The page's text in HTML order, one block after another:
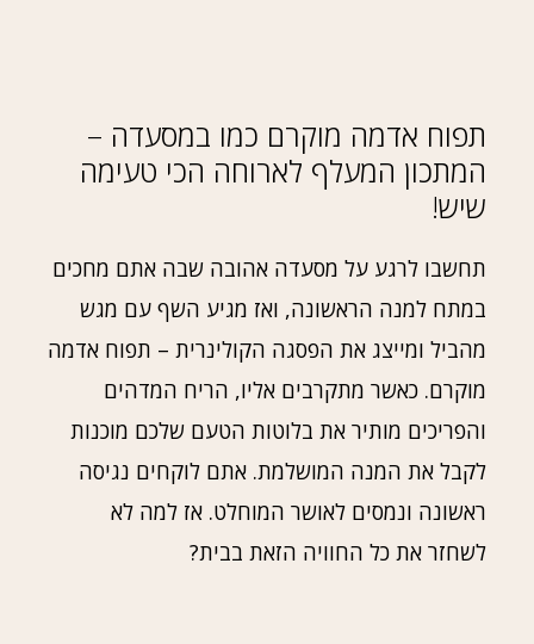
תפוח אדמה מוקרם כמו במסעדה –
המתכון המעלף לארוחה הכי טעימה
שיש!
תחשבו לרגע על מסעדה אהובה שבה אתם מחכים
במתח למנה הראשונה, ואז מגיע השף עם מגש
מהביל ומייצג את הפסגה הקולינרית – תפוח אדמה
מוקרם. כאשר מתקרבים אליו, הריח המדהים
והפריכים מותיר את בלוטות הטעם שלכם מוכנות
לקבל את המנה המושלמת. אתם לוקחים נגיסה
ראשונה ונמסים לאושר המוחלט. אז למה לא
לשחזר את כל החוויה הזאת בבית?